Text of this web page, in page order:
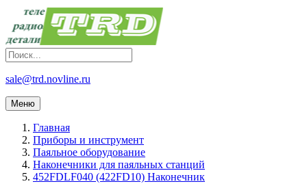
sale@trd.novline.ru
Меню
Главная
Приборы и инструмент
Паяльное оборудование
Наконечники для паяльных станций
452FDLF040 (422FD10) Наконечник